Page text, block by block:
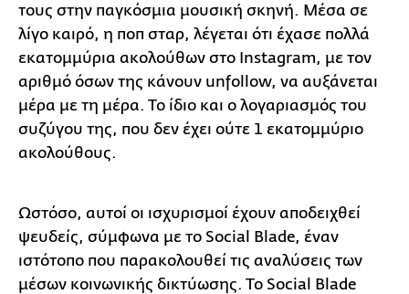
τους στην παγκόσμια μουσική σκηνή. Μέσα σε
λίγο καιρό, η ποπ σταρ, λέγεται ότι έχασε πολλά
εκατομμύρια ακολούθων στο Instagram, με τον
αριθμό όσων της κάνουν unfollow, να αυξάνεται
μέρα με τη μέρα. Το ίδιο και ο λογαριασμός του
συζύγου της, που δεν έχει ούτε 1 εκατομμύριο
ακολούθους.
Ωστόσο, αυτοί οι ισχυρισμοί έχουν αποδειχθεί
ψευδείς, σύμφωνα με το Social Blade, έναν
ιστότοπο που παρακολουθεί τις αναλύσεις των
μέσων κοινωνικής δικτύωσης. Το Social Blade